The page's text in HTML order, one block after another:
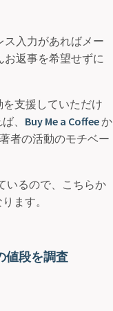
ス入力があればメー
お返事を希望せずに
支援していただけ
、 Buy Me a Coffeeか
者の活動のモチベー
いるので、こちらか
ます。
値段を調査